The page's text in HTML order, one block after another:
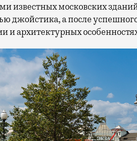
московских
джойстика, а после
и архитектурных